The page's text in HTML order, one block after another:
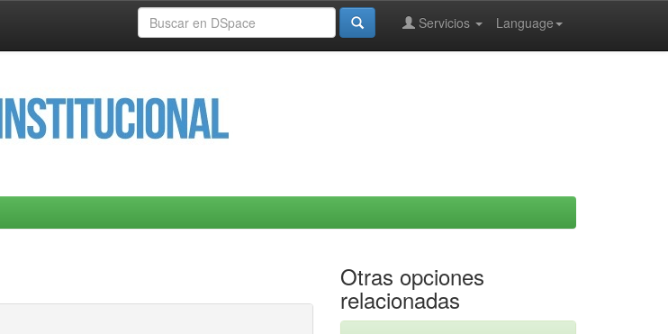
Language
Servicios
Otras opciones
relacionadas